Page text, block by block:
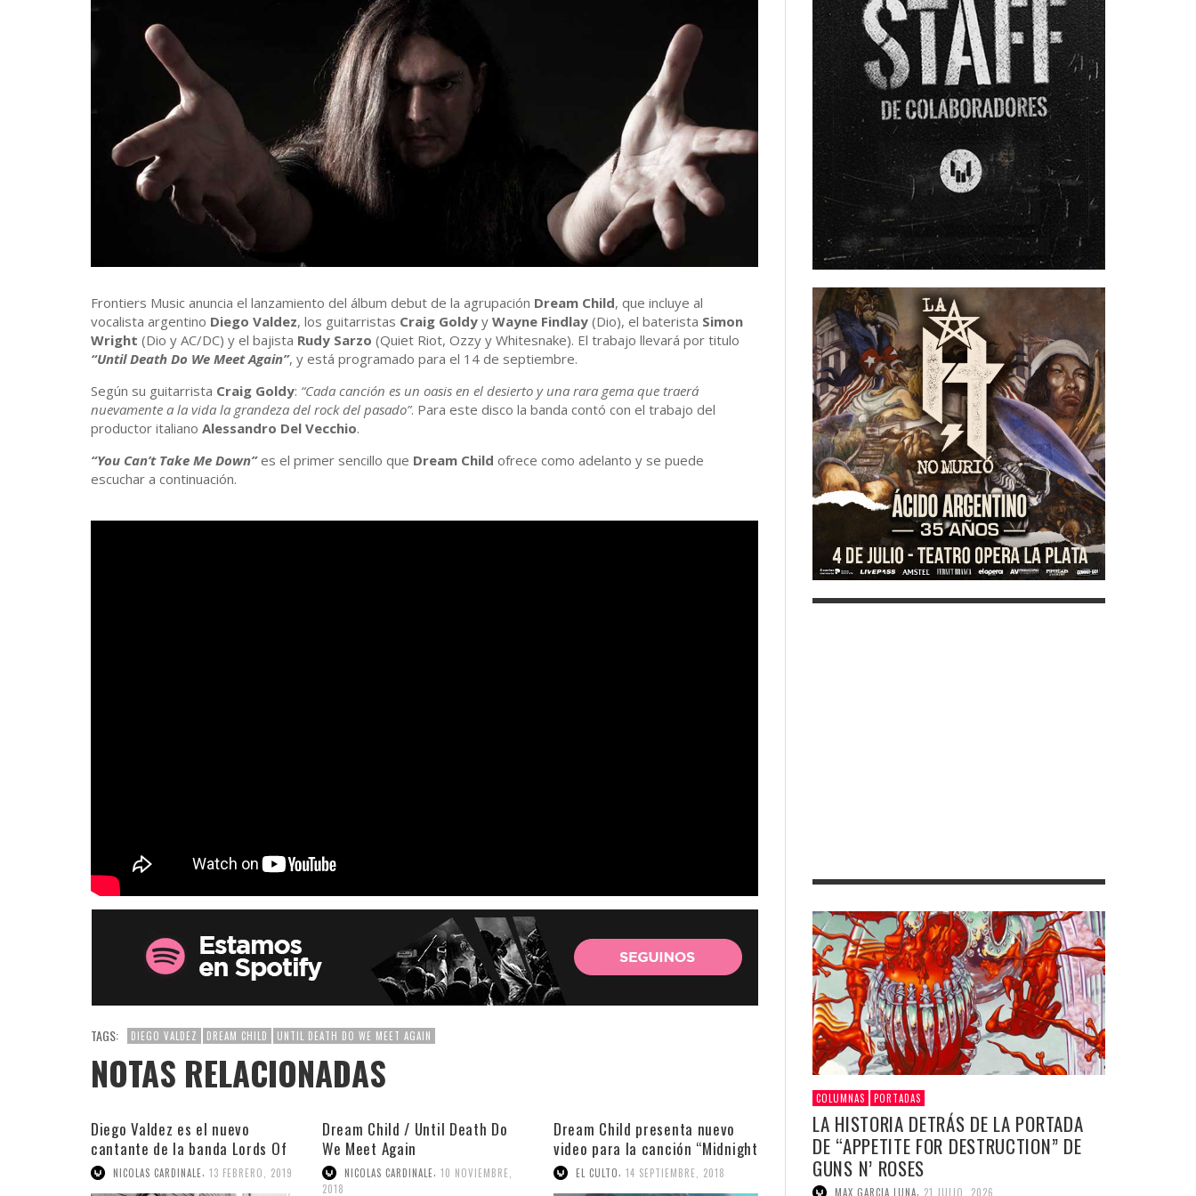
Frontiers Music anuncia el lanzamiento del álbum debut de la agrupación Dream Child, que incluye al
vocalista argentino Diego Valdez, los guitarristas Craig Goldy y Wayne Findlay (Dio), el baterista Simon
Wright (Dio y AC/DC) y el bajista Rudy Sarzo (Quiet Riot, Ozzy y Whitesnake). El trabajo llevará por titulo
“Until Death Do We Meet Again”, y está programado para el 14 de septiembre.
Según su guitarrista Craig Goldy: “Cada canción es un oasis en el desierto y una rara gema que traerá
nuevamente a la vida la grandeza del rock del pasado”. Para este disco la banda contó con el trabajo del
productor italiano Alessandro Del Vecchio.
“You Can’t Take Me Down”es el primer sencillo que Dream Child ofrece como adelanto y se puede
escuchar a continuación.
TAGS: DIEGO VALDEZ DREAM CHILD UNTIL DEATH DO WE MEET AGAIN
NOTAS RELACIONADAS
Diego Valdez es el nuevo
cantante de la banda Lords Of
BlackNICOLAS CARDINALE 13 FEBRERO, 2019
Dream Child / Until Death Do
We Meet Again
NICOLAS CARDINALE 10 NOVIEMBRE,
2018
Dream Child presenta nuevo
video para la canción “Midnight
Song”EL CULTO 14 SEPTIEMBRE, 2018
COLUMNAS PORTADAS
LA HISTORIA DETRÁS DE LA PORTADA
DE “APPETITE FOR DESTRUCTION” DE
GUNS N’ ROSES
MAX GARCIA LUNA, 21 JULIO, 2026